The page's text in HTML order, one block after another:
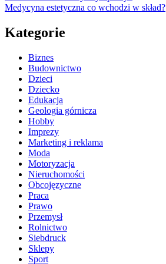
Medycyna estetyczna co wchodzi w skład?
Kategorie
Biznes
Budownictwo
Dzieci
Dziecko
Edukacja
Geologia górnicza
Hobby
Imprezy
Marketing i reklama
Moda
Motoryzacja
Nieruchomości
Obcojęzyczne
Praca
Prawo
Przemysł
Rolnictwo
Siebdruck
Sklepy
Sport